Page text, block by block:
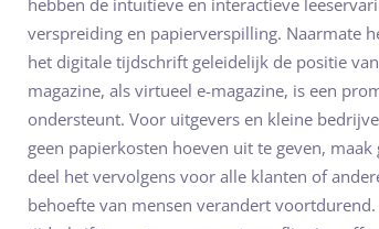
verspreiding en papierverspilling. Naarmate
het digitale tijdschrift geleidelijk de positie
magazine, als virtueel e-magazine, is een
ondersteunt. Voor uitgevers en kleine
geen papierkosten hoeven uit te geven,
deel het vervolgens voor alle klanten of
behoefte van mensen verandert